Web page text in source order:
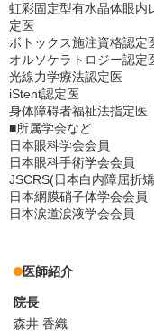
虹彩固定型有水晶体眼内
定医
ボトックス施注資格認定
オルソケラトロジー認定
光線力学療法認定医
iStent認定医
身体障碍者福祉法指定医
■所属学会など
日本眼科学会会員
日本眼科手術学会会員
JSCRS(日本白内障屈折
日本網膜硝子体学会会員
日本涙道涙液学会会員
医師紹介
院長
森井 香織